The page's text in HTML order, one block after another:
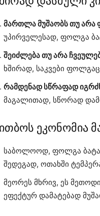
მართლა მუშაობს თუ არა
უპირველესად, ფოლგა
შეიძლება თუ არა
ხშირად, საკვები
რამდენად სწრაფად
მაგალითად, სწორად
ეკონომია
საბოლოოდ, ფოლგა
შედეგად, ოთახში
მეორეს მხრივ, ეს
ეფექტურ დამატებად